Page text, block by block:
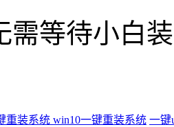
需等待小白
重装系统 win10一键重装系统 一键